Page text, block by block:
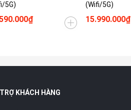
5G)
(Wifi/5G)
15.990.000₫
KHÁCH HÀNG